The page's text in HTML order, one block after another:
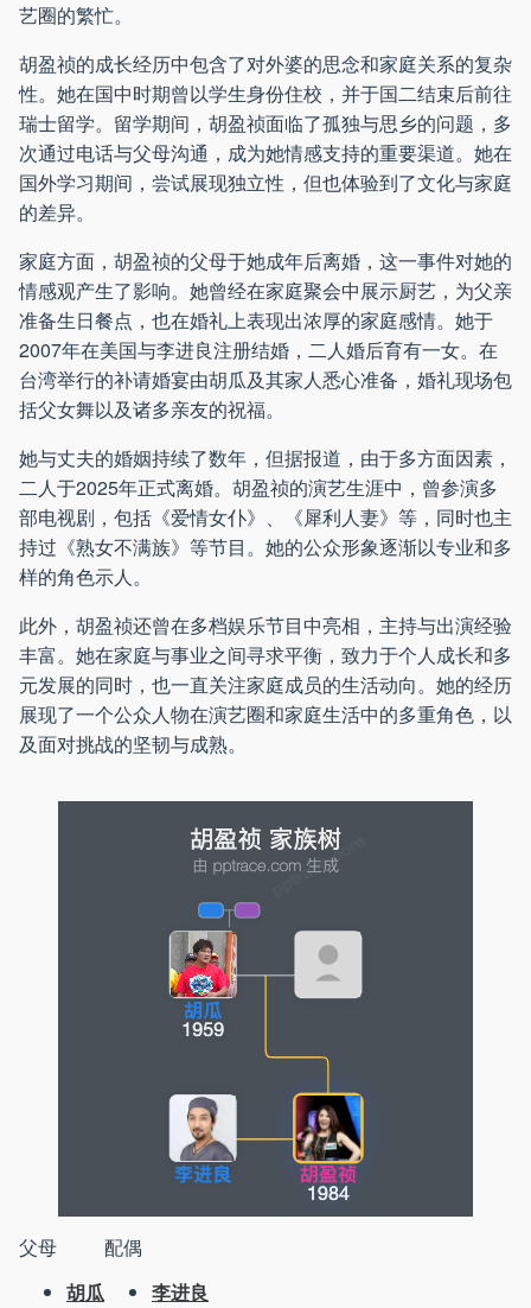
艺圈的繁忙。
胡盈祯的成长经历中包含了对外婆的思念和家庭关系的复杂
性。她在国中时期曾以学生身份住校，并于国二结束后前往
瑞士留学。留学期间，胡盈祯面临了孤独与思乡的问题，多
次通过电话与父母沟通，成为她情感支持的重要渠道。她在
国外学习期间，尝试展现独立性，但也体验到了文化与家庭
的差异。
家庭方面，胡盈祯的父母于她成年后离婚，这一事件对她的
情感观产生了影响。她曾经在家庭聚会中展示厨艺，为父亲
准备生日餐点，也在婚礼上表现出浓厚的家庭感情。她于
2007年在美国与李进良注册结婚，二人婚后育有一女。在
台湾举行的补请婚宴由胡瓜及其家人悉心准备，婚礼现场包
括父女舞以及诸多亲友的祝福。
她与丈夫的婚姻持续了数年，但据报道，由于多方面因素，
二人于2025年正式离婚。胡盈祯的演艺生涯中，曾参演多
部电视剧，包括《爱情女仆》、《犀利人妻》等，同时也主
持过《熟女不满族》等节目。她的公众形象逐渐以专业和多
样的角色示人。
此外，胡盈祯还曾在多档娱乐节目中亮相，主持与出演经验
丰富。她在家庭与事业之间寻求平衡，致力于个人成长和多
元发展的同时，也一直关注家庭成员的生活动向。她的经历
展现了一个公众人物在演艺圈和家庭生活中的多重角色，以
及面对挑战的坚韧与成熟。
父母
胡瓜
配偶
李进良